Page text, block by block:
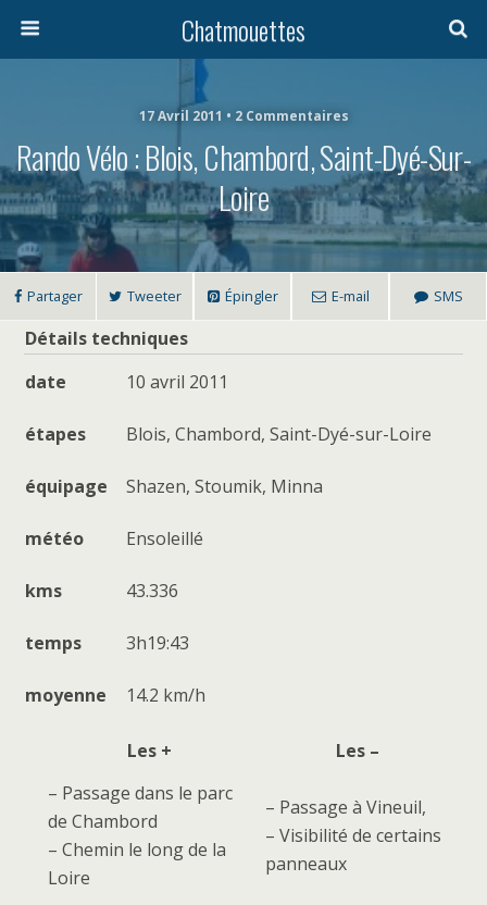
Chatmouettes
17 Avril 2011 • 2 Commentaires
Rando Vélo : Blois, Chambord, Saint-Dyé-Sur-
Loire
Partager Tweeter Épingler E-mail SMS
Détails techniques
date
10 avril 2011
étapes Blois, Chambord, Saint-Dyé-sur-Loire
équipage Shazen, Stoumik, Minna
météo Ensoleillé
kms 43.336
temps 3h19:43
moyenne 14.2 km/h
Les +
Les –
– Passage dans le parc
de Chambord
– Chemin le long de la
Loire
– Passage à Vineuil,
– Visibilité de certains
panneaux